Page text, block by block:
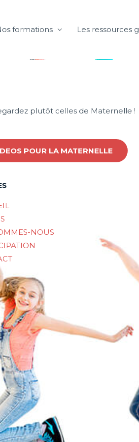
formations Les ressources
plutôt celles de Maternelle !
POUR LA MATERNELLE
NOUS